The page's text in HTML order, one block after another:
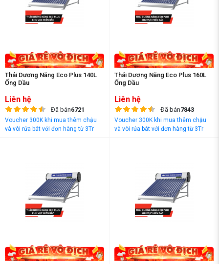
Thái Dương Năng Eco Plus 140L
Ống Dầu
Liên hệ
Đã bán6721
Voucher 300K khi mua thêm chậu
và vòi rửa bát với đơn hàng từ 3Tr
Thái Dương Năng Eco Plus 160L
Ống Dầu
Liên hệ
Đã bán7843
Voucher 300K khi mua thêm chậu
và vòi rửa bát với đơn hàng từ 3Tr